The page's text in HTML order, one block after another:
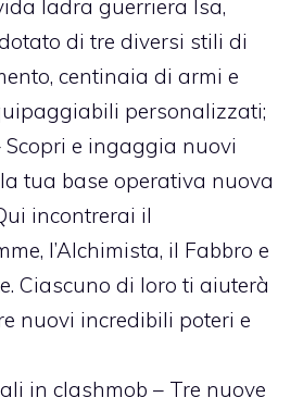
ladra guerriera Isa,
di tre diversi stili di
centinaia di armi e
personalizzati;
Scopri e ingaggia nuovi
tua base operativa nuova
incontrerai il
l’Alchimista, il Fabbro e
Ciascuno di loro ti aiuterà
nuovi incredibili poteri e
in clashmob – Tre nuove